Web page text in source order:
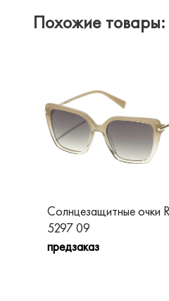
Похожие товары:
Солнцезащитные очки
5297 09
предзаказ